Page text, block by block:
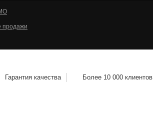
продажи
Гарантия качества Более 10 000 клиентов